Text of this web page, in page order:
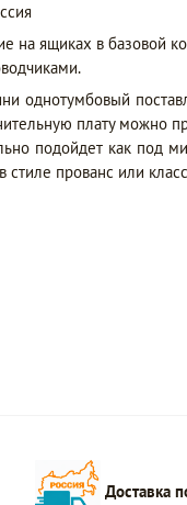
на ящиках в базовой
однотумбовый
плату можно
подойдет как под
прованс или
Доставка